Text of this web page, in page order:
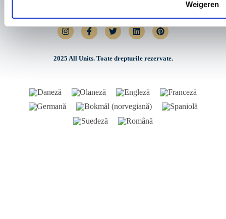
Weigeren
2025 All Units. Toate drepturile rezervate.